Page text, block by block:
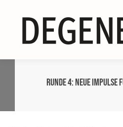
Runde 4: Neue